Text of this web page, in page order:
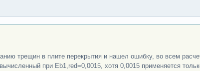
трещин в плите перекрытия и нашел ошибку, во всем
при Eb1,red=0,0015, хотя 0,0015 применяется